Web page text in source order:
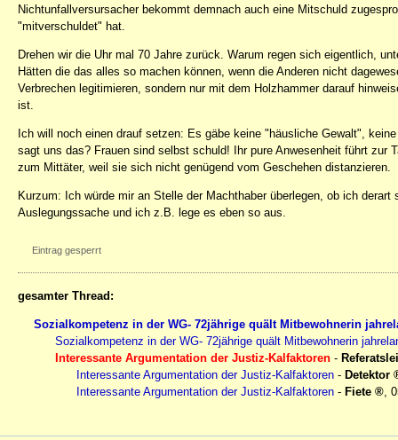
Nichtunfallversursacher bekommt demnach auch eine Mitschuld
"mitverschuldet" hat.
Drehen wir die Uhr mal 70 Jahre zurück. Warum regen sich eigentlich,
Hätten die das alles so machen können, wenn die Anderen nicht
Verbrechen legitimieren, sondern nur mit dem Holzhammer darauf
ist.
Ich will noch einen drauf setzen: Es gäbe keine "häusliche Gewalt",
sagt uns das? Frauen sind selbst schuld! Ihr pure Anwesenheit führt zur
zum Mittäter, weil sie sich nicht genügend vom Geschehen distanzieren.
Kurzum: Ich würde mir an Stelle der Machthaber überlegen, ob ich
Auslegungssache und ich z.B. lege es eben so aus.
Eintrag gesperrt
gesamter Thread:
Sozialkompetenz in der WG- 72jährige quält Mitbewohnerin
Sozialkompetenz in der WG- 72jährige quält Mitbewohnerin
Interessante Argumentation der Justiz-Kalfaktoren -
Interessante Argumentation der Justiz-Kalfaktoren - Detektor
Interessante Argumentation der Justiz-Kalfaktoren - Fiete ,